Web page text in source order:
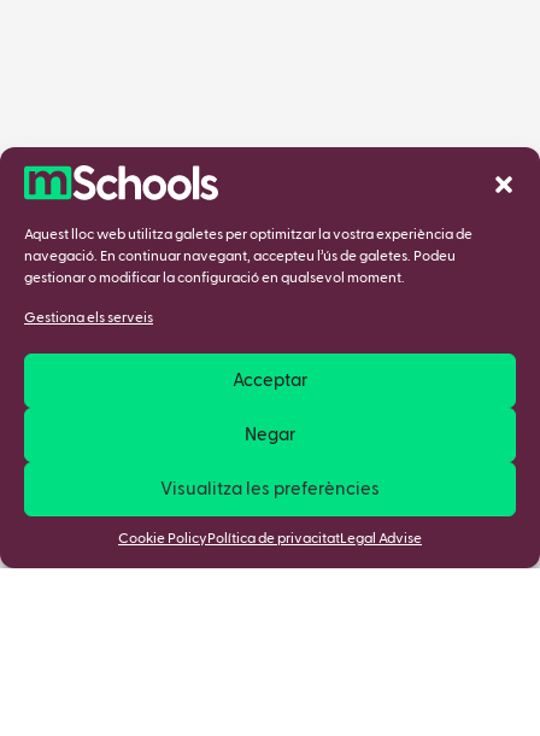
Aquest lloc web utilitza galetes per optimitzar la vostra experiència de
navegació. En continuar navegant, accepteu l’ús de galetes. Podeu
gestionar o modificar la configuració en qualsevol moment.
Gestiona els serveis
Acceptar
Negar
Visualitza les preferències
Cookie Policy Política de privacitatLegal Advise